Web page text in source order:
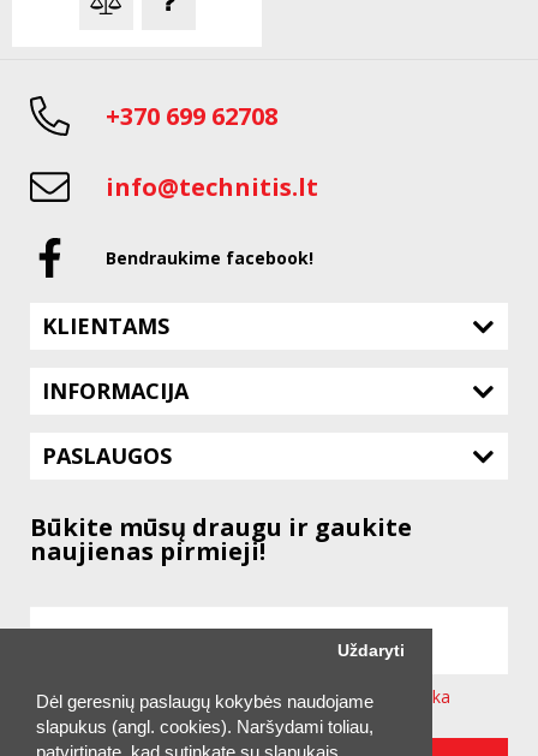
Dėl geresnių paslaugų kokybės naudojame
slapukus (angl. cookies). Naršydami toliau,
Uždaryti
+370 699 62708
info@technitis.lt
Bendraukime facebook!
KLIENTAMS
INFORMACIJA
PASLAUGOS
Būkite mūsų draugu ir gaukite
naujienas pirmieji!
Sutinku su svetainėje taikomaPrivatumo Politika